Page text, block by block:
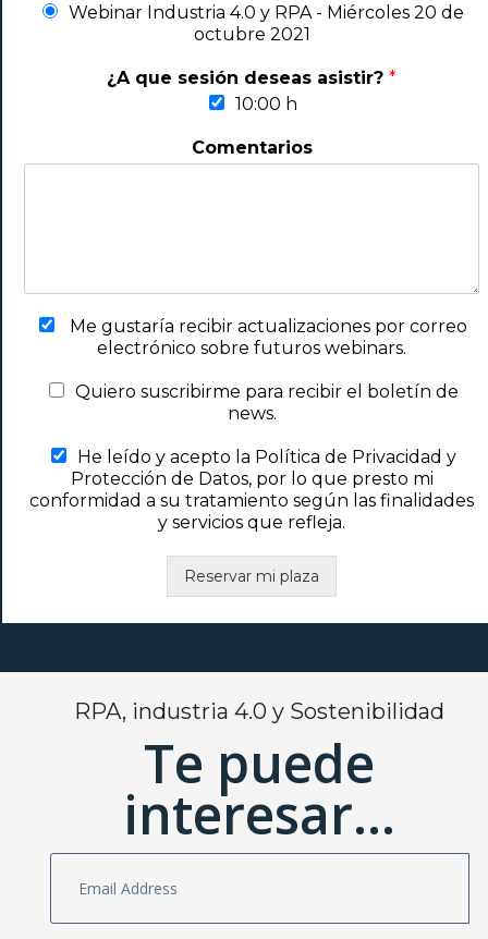
Webinar Industria 4.0 y RPA - Miércoles 20 de
octubre 2021
¿A que sesión deseas asistir? *
10:00 h
Comentarios
Me gustaría recibir actualizaciones por correo
electrónico sobre futuros webinars.
Quiero suscribirme para recibir el boletín de
news.
He leído y acepto la Política de Privacidad y
Protección de Datos, por lo que presto mi
conformidad a su tratamiento según las finalidades
y servicios que refleja.
Reservar mi plaza
RPA, industria 4.0 y Sostenibilidad
Te puede
interesar...